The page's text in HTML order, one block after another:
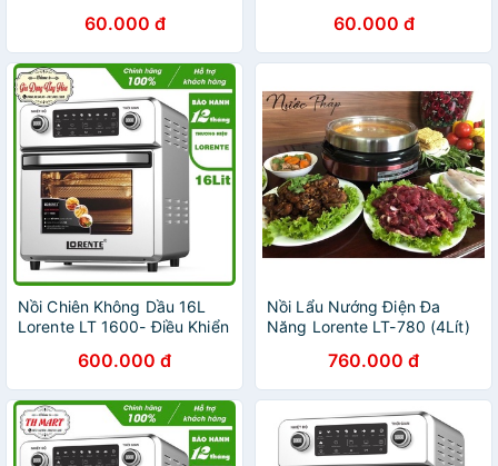
60.000 đ 60.000 đ
Nồi Chiên Không Dầu 16L
Lorente LT 1600- Điều Khiển
600.000 đ
Nồi Lẩu Nướng Điện Đa
Năng Lorente LT-780 (4Lít)
760.000 đ